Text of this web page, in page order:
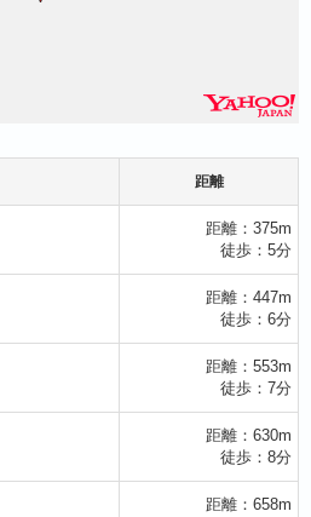
距離
距離：375m
徒歩：5分
距離：447m
徒歩：6分
距離：553m
徒歩：7分
距離：630m
徒歩：8分
距離：658m